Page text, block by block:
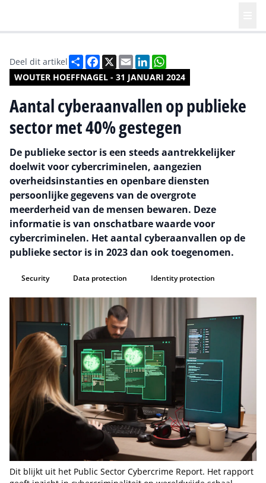
WOUTER HOEFFNAGEL - 31 JANUARI 2024
Deel dit artikel DeelFacebook
X EmailLinkedIn
Aantal cyberaanvallen op publieke
sector met 40% gestegen
De publieke sector is een steeds aantrekkelijker
doelwit voor cybercriminelen, aangezien
overheidsinstanties en openbare diensten
persoonlijke gegevens van de overgrote
meerderheid van de mensen bewaren. Deze
informatie is van onschatbare waarde voor
cybercriminelen. Het aantal cyberaanvallen op de
publieke sector is in 2023 dan ook toegenomen.
Security Data protection Identity protection
Dit blijkt uit het Public Sector Cybercrime Report. Het rapport